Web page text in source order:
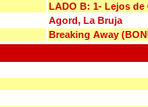
LADO B: 1- Lejos de
Agord, La Bruja
Breaking Away